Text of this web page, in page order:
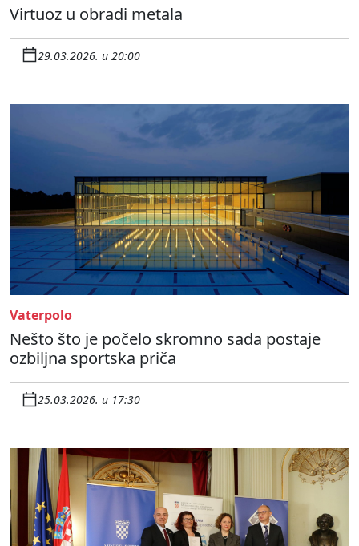
Virtuoz u obradi metala
29.03.2026. u 20:00
Vaterpolo
Nešto što je počelo skromno sada postaje
ozbiljna sportska priča
25.03.2026. u 17:30